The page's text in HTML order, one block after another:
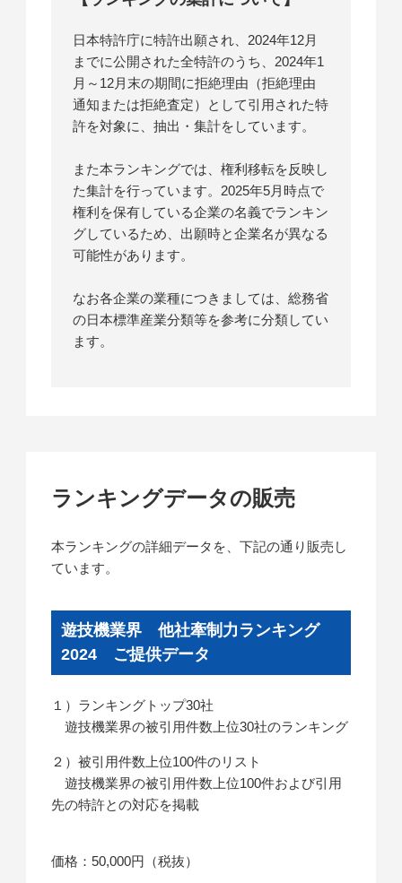
日本特許庁に特許出願され、2024年12月
までに公開された全特許のうち、2024年1
月～12月末の期間に拒絶理由（拒絶理由
通知または拒絶査定）として引用された特
許を対象に、抽出・集計をしています。
また本ランキングでは、権利移転を反映し
た集計を行っています。2025年5月時点で
権利を保有している企業の名義でランキン
グしているため、出願時と企業名が異なる
可能性があります。
なお各企業の業種につきましては、総務省
の日本標準産業分類等を参考に分類してい
ます。
ランキングデータの販売
本ランキングの詳細データを、下記の通り販売し
ています。
遊技機業界 他社牽制力ランキング
2024 ご提供データ
１）ランキングトップ30社
遊技機業界の被引用件数上位30社のランキング
２）被引用件数上位100件のリスト
遊技機業界の被引用件数上位100件および引用
先の特許との対応を掲載
価格：50,000円（税抜）